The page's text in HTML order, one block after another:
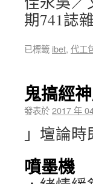
期741誌
已標籤 ibet, 代工
鬼搞經
發表於2017 年
」壇論
噴墨機